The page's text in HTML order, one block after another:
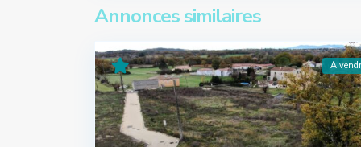
Annonces similaires
A